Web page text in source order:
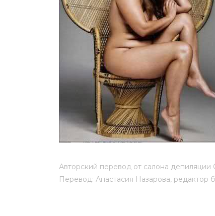
Мужская депиляция
Бикини-дизайн
Авторский перевод от салона депиляции
Перевод: Анастасия Назарова, редактор